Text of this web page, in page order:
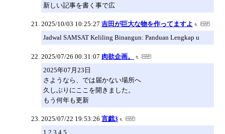
新しい記事を書く事で広
2025/10/03 10:25:27 吉田が巨大な物を作ってますよ
Jadwal SAMSAT Keliling Binangun: Panduan Lengkap u
2025/07/26 00:31:07 肉欲企画。
2025年07月23日
さようなら、では届かない場所へ
久しぶりにここを開きました。
もう何年も更新
2025/07/22 19:53:26 言戯3
1 2 3 4 5